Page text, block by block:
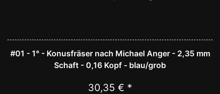
#01 - 1° - Konusfräser nach Michael Anger - 2,35 mm
Schaft - 0,16 Kopf - blau/grob
30,35 € *